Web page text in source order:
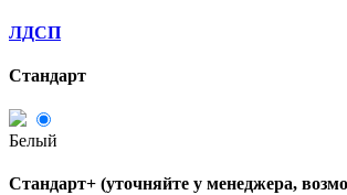
ЛДСП
Стандарт
Белый
Стандарт+ (уточняйте у менеджера,